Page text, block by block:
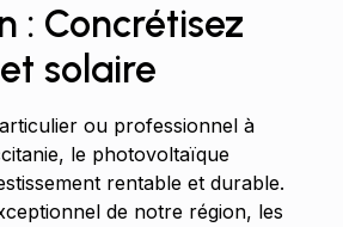
: Concrétisez
solaire
ou professionnel à
le photovoltaïque
rentable et durable.
de notre région, les